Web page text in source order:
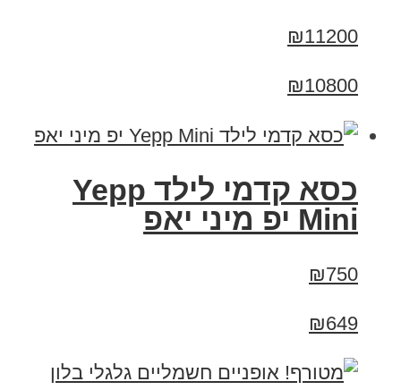
₪11200
₪10800
כסא קדמי לילד Yepp
Mini יפ מיני יאפ
₪750
₪649